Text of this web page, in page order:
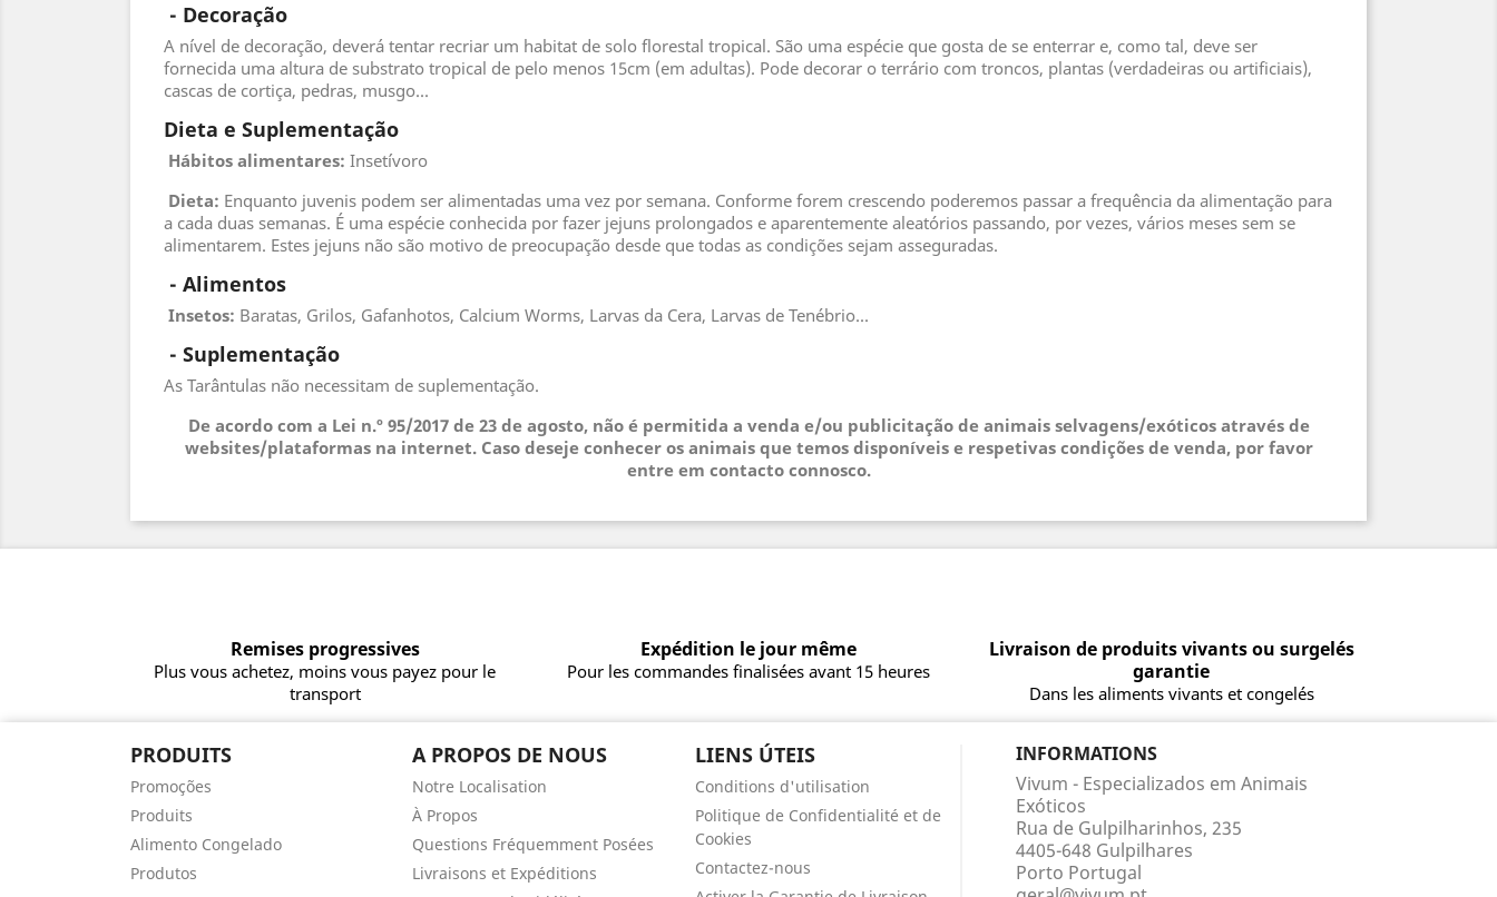
- Decoração
A nível de decoração, deverá tentar recriar um habitat de solo florestal tropical. São uma espécie que gosta de se enterrar e, como tal, deve ser
fornecida uma altura de substrato tropical de pelo menos 15cm (em adultas). Pode decorar o terrário com troncos, plantas (verdadeiras ou artificiais),
cascas de cortiça, pedras, musgo...
Dieta e Suplementação
Hábitos alimentares: Insetívoro
Dieta: Enquanto juvenis podem ser alimentadas uma vez por semana. Conforme forem crescendo poderemos passar a frequência da alimentação para
a cada duas semanas. É uma espécie conhecida por fazer jejuns prolongados e aparentemente aleatórios passando, por vezes, vários meses sem se
alimentarem. Estes jejuns não são motivo de preocupação desde que todas as condições sejam asseguradas.
- Alimentos
Insetos: Baratas, Grilos, Gafanhotos, Calcium Worms, Larvas da Cera, Larvas de Tenébrio...
- Suplementação
As Tarântulas não necessitam de suplementação.
De acordo com a Lei n.º 95/2017 de 23 de agosto, não é permitida a venda e/ou publicitação de animais selvagens/exóticos através de
websites/plataformas na internet. Caso deseje conhecer os animais que temos disponíveis e respetivas condições de venda, por favor
entre em contacto connosco.
Remises progressives
Plus vous achetez, moins vous payez pour le
transport
Expédition le jour même
Pour les commandes finalisées avant 15 heures
Livraison de produits vivants ou surgelés
garantie
Dans les aliments vivants et congelés
PRODUITS
Promoções
Produits
Alimento Congelado
Produtos
A PROPOS DE NOUS
Notre Localisation
À Propos
Questions Fréquemment Posées
Livraisons et Expéditions
LIENS ÚTEIS
Conditions d'utilisation
Politique de Confidentialité et de
Cookies
Contactez-nous
INFORMATIONS
Vivum - Especializados em Animais
Exóticos
Rua de Gulpilharinhos, 235
4405-648 Gulpilhares
Porto Portugal